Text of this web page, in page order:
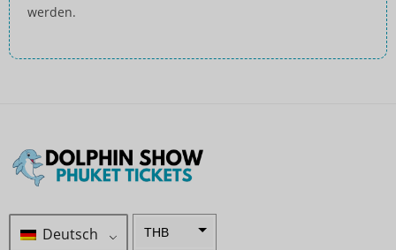
werden.
Deutsch THB